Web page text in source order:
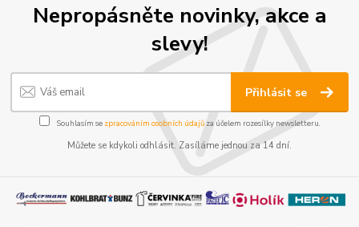
Nepropásněte novinky, akce a
slevy!
Přihlásit se
Souhlasím se zpracováním osobních údajůza účelem rozesílky newsletteru.
Můžete se kdykoli odhlásit. Zasíláme jednou za 14 dní.